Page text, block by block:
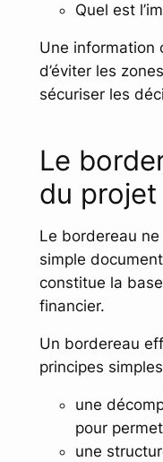
Quel est
Une information
d’éviter les
sécuriser les
Le
du projet
Le bordereau
simple
constitue la
financier.
Un bordereau
principes
une
pour
une